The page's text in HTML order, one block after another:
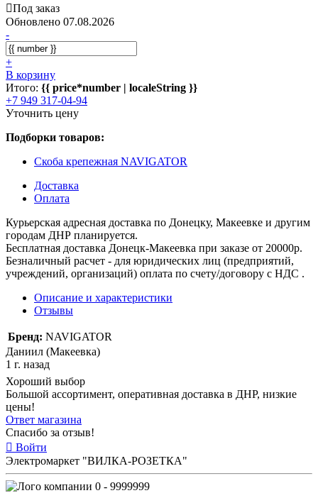
Под заказ
Обновлено 07.08.2026
-
+
В корзину
Итого: {{ price*number | localeString }}
+7 949 317-04-94
Уточнить цену
Подборки товаров:
Скоба крепежная NAVIGATOR
Доставка
Оплата
Курьерская адресная доставка по Донецку, Макеевке и другим
городам ДНР планируется.
Бесплатная доставка Донецк-Макеевка при заказе от 20000р.
Безналичный расчет - для юридических лиц (предприятий,
учреждений, организаций) оплата по счету/договору с НДС .
Описание и характеристики
Отзывы
Бренд: NAVIGATOR
Даниил (Макеевка)
1 г. назад
Хороший выбор
Большой ассортимент, оперативная доставка в ДНР, низкие
цены!
Ответ магазина
Спасибо за отзыв!
Войти
Электромаркет "ВИЛКА-РОЗЕТКА"
0 - 9999999